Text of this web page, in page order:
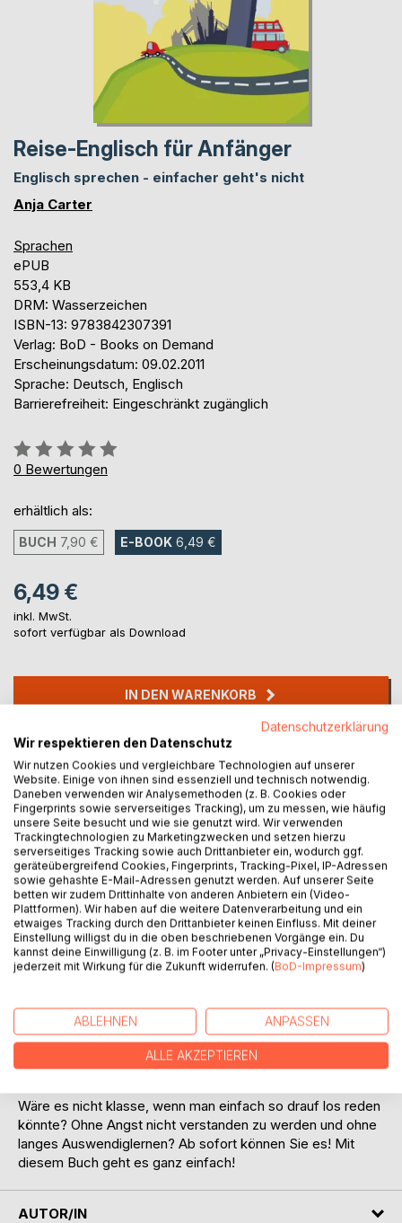
Reise-Englisch für Anfänger
Englisch sprechen - einfacher geht's nicht
Anja Carter
Sprachen
ePUB
553,4 KB
DRM: Wasserzeichen
ISBN-13: 9783842307391
Verlag: BoD - Books on Demand
Erscheinungsdatum: 09.02.2011
Sprache: Deutsch, Englisch
Barrierefreiheit: Eingeschränkt zugänglich
Bewertung::
0%
0 Bewertungen
erhältlich als:
BUCH 7,90 € E-BOOK 6,49 €
6,49 €
inkl. MwSt.
sofort verfügbar als Download
IN DEN WARENKORB
Auf die Merkliste
Titel bewerten
BESCHREIBUNG
Haben Sie sich auch schon geärgert, dass Sie kein oder
nur wenig Englisch sprechen können? Oder vielleicht haben
der nächste Urlaub im englischsprachigen Ausland
bevorsteht, können Sie sich kaum an die wichtigsten
Sachen erinnern? Aber Zeit für einen Auffrischungskurs
haben Sie auch nicht ...
Wäre es nicht klasse, wenn man einfach so drauf los reden
könnte? Ohne Angst nicht verstanden zu werden und ohne
langes Auswendiglernen? Ab sofort können Sie es! Mit
diesem Buch geht es ganz einfach!
AUTOR/IN
Datenschutzerklärung
Wir respektieren den Datenschutz
Wir nutzen Cookies und vergleichbare Technologien auf unserer
Website. Einige von ihnen sind essenziell und technisch notwendig.
Daneben verwenden wir Analysemethoden (z. B. Cookies oder
Fingerprints sowie serverseitiges Tracking), um zu messen, wie häufig
unsere Seite besucht und wie sie genutzt wird. Wir verwenden
Trackingtechnologien zu Marketingzwecken und setzen hierzu
serverseitiges Tracking sowie auch Drittanbieter ein, wodurch ggf.
geräteübergreifend Cookies, Fingerprints, Tracking-Pixel, IP-Adressen
sowie gehashte E-Mail-Adressen genutzt werden. Auf unserer Seite
betten wir zudem Drittinhalte von anderen Anbietern ein (Video-
Plattformen). Wir haben auf die weitere Datenverarbeitung und ein
etwaiges Tracking durch den Drittanbieter keinen Einfluss. Mit deiner
Einstellung willigst du in die oben beschriebenen Vorgänge ein. Du
kannst deine Einwilligung (z. B. im Footer unter „Privacy-Einstellungen“)
jederzeit mit Wirkung für die Zukunft widerrufen. (BoD-Impressum)
ABLEHNEN ANPASSEN
ALLE AKZEPTIEREN